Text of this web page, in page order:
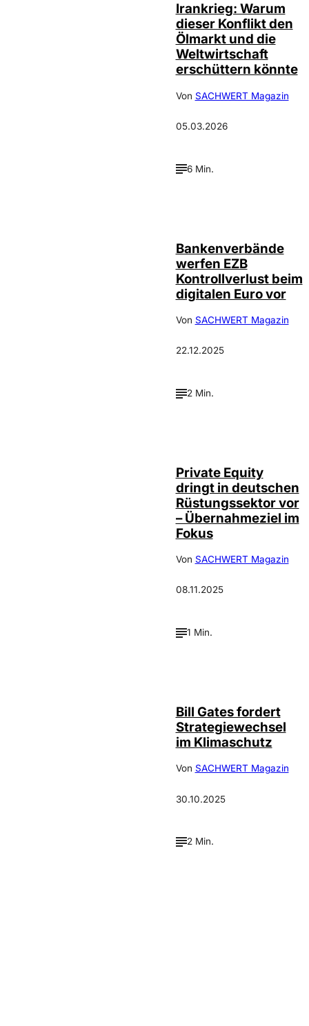
Irankrieg: Warum
dieser Konflikt den
Ölmarkt und die
Weltwirtschaft
erschüttern könnte
Von SACHWERT Magazin
05.03.2026
6 Min.
Bankenverbände
werfen EZB
Kontrollverlust beim
digitalen Euro vor
Von SACHWERT Magazin
22.12.2025
2 Min.
Private Equity
dringt in deutschen
Rüstungssektor vor
– Übernahmeziel im
Fokus
Von SACHWERT Magazin
08.11.2025
1 Min.
Bill Gates fordert
Strategiewechsel
im Klimaschutz
Von SACHWERT Magazin
30.10.2025
2 Min.